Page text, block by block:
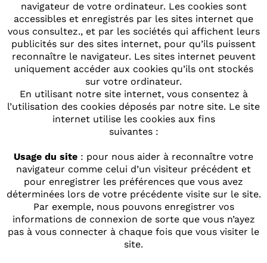
navigateur de votre ordinateur. Les cookies sont
accessibles et enregistrés par les sites internet que
vous consultez., et par les sociétés qui affichent leurs
publicités sur des sites internet, pour qu’ils puissent
reconnaître le navigateur. Les sites internet peuvent
uniquement accéder aux cookies qu’ils ont stockés
sur votre ordinateur.
En utilisant notre site internet, vous consentez à
l’utilisation des cookies déposés par notre site. Le site
internet utilise les cookies aux fins
suivantes :
Usage du site : pour nous aider à reconnaître votre
navigateur comme celui d’un visiteur précédent et
pour enregistrer les préférences que vous avez
déterminées lors de votre précédente visite sur le site.
Par exemple, nous pouvons enregistrer vos
informations de connexion de sorte que vous n’ayez
pas à vous connecter à chaque fois que vous visiter le
site.